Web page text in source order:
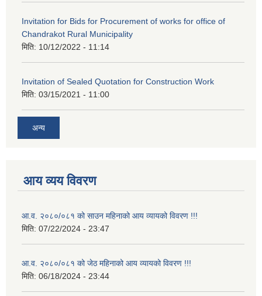
Invitation for Bids for Procurement of works for office of
Chandrakot Rural Municipality
मिति: 10/12/2022 - 11:14
Invitation of Sealed Quotation for Construction Work
मिति: 03/15/2021 - 11:00
अन्य
आय व्यय विवरण
आ.व. २०८०/०८१ को साउन महिनाको आय व्यायको विवरण !!!
मिति: 07/22/2024 - 23:47
आ.व. २०८०/०८१ को जेठ महिनाको आय व्यायको विवरण !!!
मिति: 06/18/2024 - 23:44